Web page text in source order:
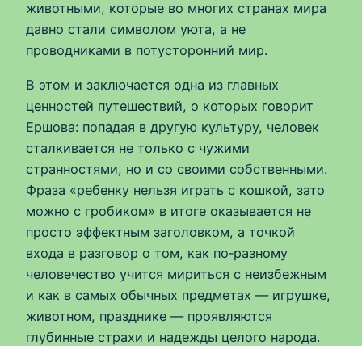
животными, которые во многих странах мира
давно стали символом уюта, а не
проводниками в потусторонний мир.
В этом и заключается одна из главных
ценностей путешествий, о которых говорит
Ершова: попадая в другую культуру, человек
сталкивается не только с чужими
странностями, но и со своими собственными.
Фраза «ребенку нельзя играть с кошкой, зато
можно с гробиком» в итоге оказывается не
просто эффектным заголовком, а точкой
входа в разговор о том, как по‑разному
человечество учится мириться с неизбежным
и как в самых обычных предметах — игрушке,
животном, празднике — проявляются
глубинные страхи и надежды целого народа.